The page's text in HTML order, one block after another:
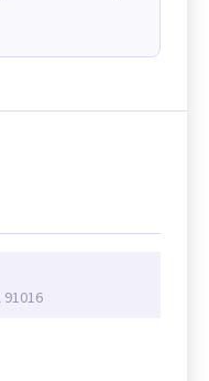
91016